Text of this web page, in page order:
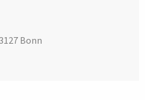
Bonn